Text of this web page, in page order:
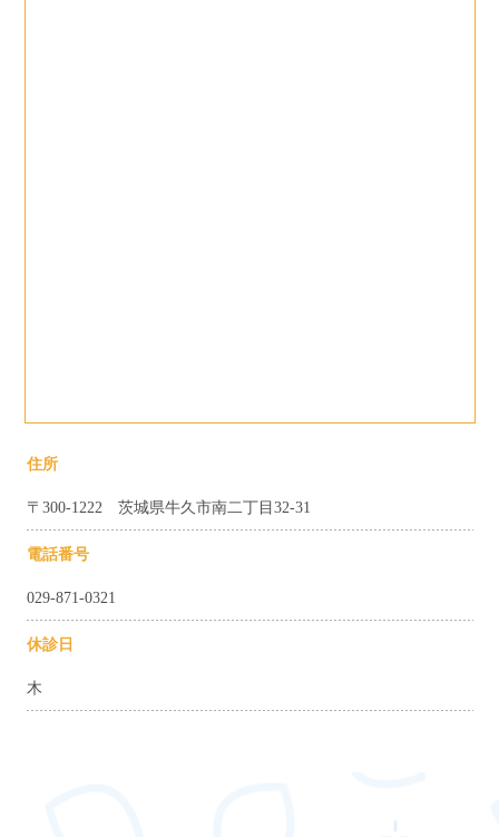
住所
〒300-1222 茨城県牛久市南二丁目32-31
電話番号
029-871-0321
休診日
木